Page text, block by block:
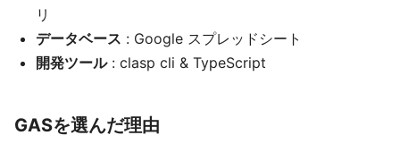
リ
データベース : Google スプレッドシート
開発ツール: clasp cli & TypeScript
GASを選んだ理由